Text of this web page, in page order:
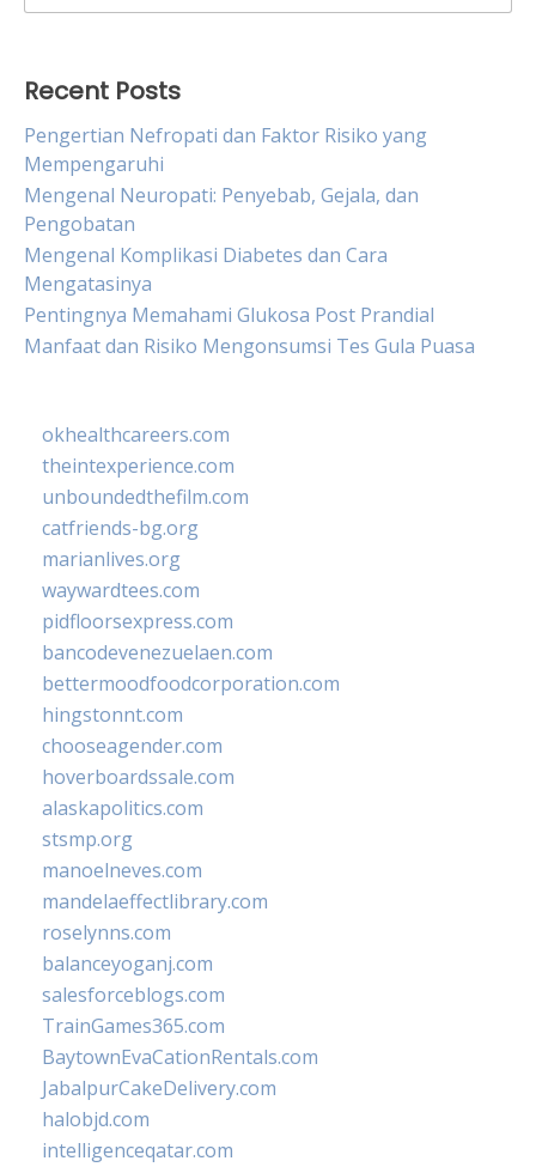
for:
Recent Posts
Pengertian Nefropati dan Faktor Risiko yang
Mempengaruhi
Mengenal Neuropati: Penyebab, Gejala, dan
Pengobatan
Mengenal Komplikasi Diabetes dan Cara
Mengatasinya
Pentingnya Memahami Glukosa Post Prandial
Manfaat dan Risiko Mengonsumsi Tes Gula Puasa
okhealthcareers.com
theintexperience.com
unboundedthefilm.com
catfriends-bg.org
marianlives.org
waywardtees.com
pidfloorsexpress.com
bancodevenezuelaen.com
bettermoodfoodcorporation.com
hingstonnt.com
chooseagender.com
hoverboardssale.com
alaskapolitics.com
stsmp.org
manoelneves.com
mandelaeffectlibrary.com
roselynns.com
balanceyoganj.com
salesforceblogs.com
TrainGames365.com
BaytownEvaCationRentals.com
JabalpurCakeDelivery.com
halobjd.com
intelligenceqatar.com